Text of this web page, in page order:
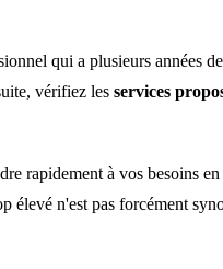
qui a plusieurs années
vérifiez les services
rapidement à vos besoins en
élevé n'est pas forcément